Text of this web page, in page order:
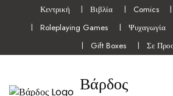
Κεντρική Βιβλία Comics
Roleplaying Games
Ψυχαγωγία
Gift Boxes
Σε
Βάρδος